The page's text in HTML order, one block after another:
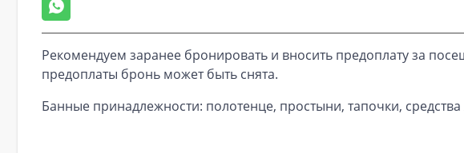
Рекомендуем заранее бронировать и вносить предоплату за
предоплаты бронь может быть снята.
Банные принадлежности: полотенце, простыни, тапочки,